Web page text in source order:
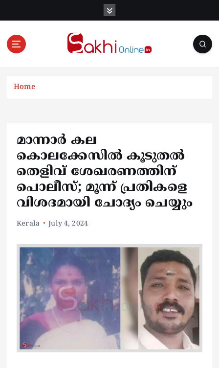
Online News Portal
Home
മാന്നാർ കല
കൊലക്കേസിൽ കൂടുതൽ
തെളിവ് ശേഖരണത്തിന്
പൊലീസ്; മൂന്ന് പ്രതികളെ
വിശദമായി ചോദ്യം ചെയ്യും
Kerala July 4, 2024